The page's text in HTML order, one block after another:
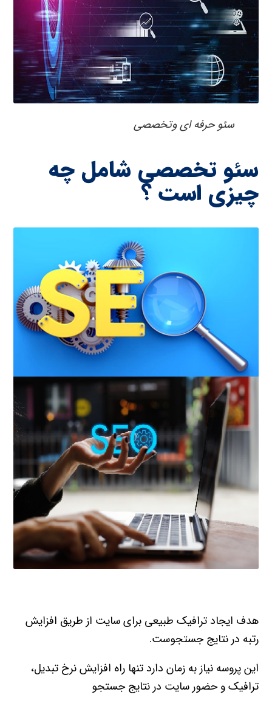
سئو حرفه ای وتخصصی
سئو تخصصی شامل چه
چیزی است ؟
هدف ایجاد ترافیک طبیعی برای سایت از طریق افزایش
رتبه در نتایج جستجوست.
این پروسه نیاز به زمان دارد تنها راه افزایش نرخ تبدیل،
ترافیک و حضور سایت در نتایج جستجو